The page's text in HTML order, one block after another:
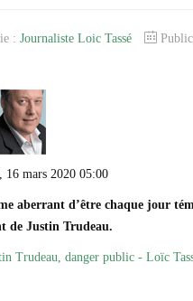
: Journaliste Loic Tassé
16 mars 2020 05:00
aberrant d’être chaque jour
de Justin Trudeau.
Trudeau, danger public - Loïc